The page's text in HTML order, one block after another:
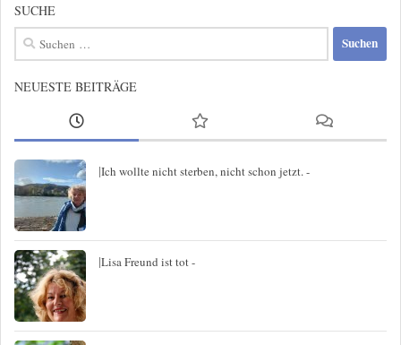
SUCHE
Suchen
nach:
NEUESTE BEITRÄGE
|Ich wollte nicht sterben, nicht schon jetzt. -
|Lisa Freund ist tot -